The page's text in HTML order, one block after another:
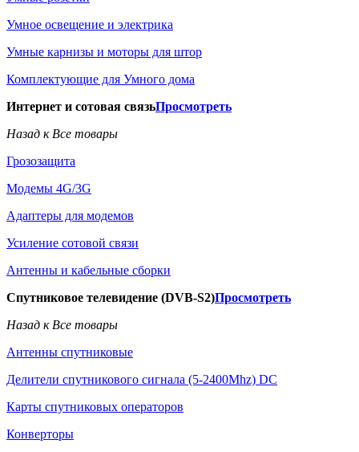
Умное освещение и электрика
Умные карнизы и моторы для штор
Комплектующие для Умного дома
Интернет и сотовая связьПросмотреть
Назад к Все товары
Грозозащита
Модемы 4G/3G
Адаптеры для модемов
Усиление сотовой связи
Антенны и кабельные сборки
Спутниковое телевидение (DVB-S2)Просмотреть
Назад к Все товары
Антенны спутниковые
Делители спутникового сигнала (5-2400Mhz) DC
Карты спутниковых операторов
Конверторы